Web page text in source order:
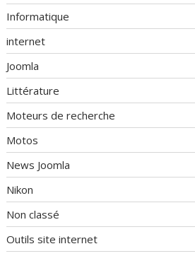
Informatique
internet
Joomla
Littérature
Moteurs de recherche
Motos
News Joomla
Nikon
Non classé
Outils site internet